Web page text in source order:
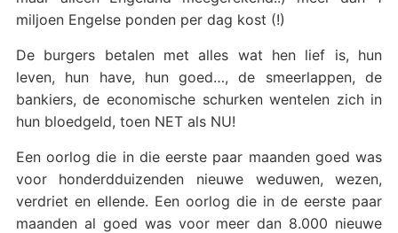
miljoen Engelse ponden per dag kost (!)
De burgers betalen met alles wat hen lief is, hun
leven, hun have, hun goed…, de smeerlappen, de
bankiers, de economische schurken wentelen zich in
hun bloedgeld, toen NET als NU!
Een oorlog die in die eerste paar maanden goed was
voor honderdduizenden nieuwe weduwen, wezen,
verdriet en ellende. Een oorlog die in de eerste paar
maanden al goed was voor meer dan 8.000 nieuwe